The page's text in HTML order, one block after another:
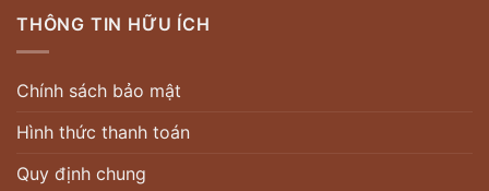
THÔNG TIN HỮU ÍCH
Chính sách bảo mật
Hình thức thanh toán
Quy định chung